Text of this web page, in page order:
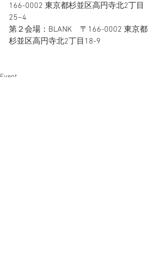
166-0002 東京都杉並区高円寺北2丁目
25−4
第２会場：BLANK　〒166-0002 東京都
杉並区高円寺北2丁目18-9
Event